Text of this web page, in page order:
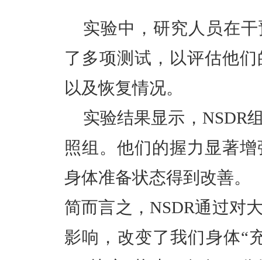
实验中，研究人员在
了多项测试，以评估他
以及恢复情况。
实验结果显示，NSDR
照组。他们的握力显著
身体准备状态得到改善。
简而言之，NSDR通过对
影响，改变了我们身体“